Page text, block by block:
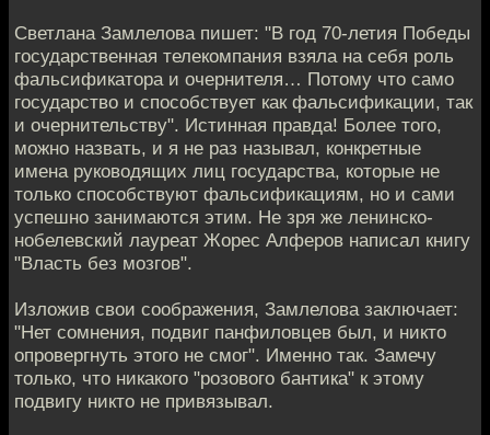
Светлана Замлелова пишет: "В год 70-летия Победы
государственная телекомпания взяла на себя роль
фальсификатора и очернителя… Потому что само
государство и способствует как фальсификации, так
и очернительству". Истинная правда! Более того,
можно назвать, и я не раз называл, конкретные
имена руководящих лиц государства, которые не
только способствуют фальсификациям, но и сами
успешно занимаются этим. Не зря же ленинско-
нобелевский лауреат Жорес Алферов написал книгу
"Власть без мозгов".
Изложив свои соображения, Замлелова заключает:
"Нет сомнения, подвиг панфиловцев был, и никто
опровергнуть этого не смог". Именно так. Замечу
только, что никакого "розового бантика" к этому
подвигу никто не привязывал.